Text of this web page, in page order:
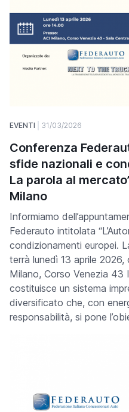
EVENTI 31/03/2026
Conferenza
sfide nazionali e
La parola al
Milano
Informiamo
Federauto intitolata
condizionamenti europei.
terrà lunedì 13 aprile 2026,
Milano, Corso Venezia 43
costituisce un sistema
diversificato che, con
responsabilità, si pone